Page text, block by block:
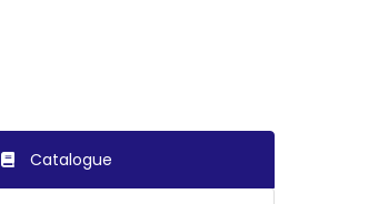
Catalogue